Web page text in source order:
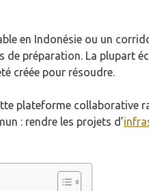
en Indonésie ou un
préparation. La plupart
créée pour résoudre.
plateforme
: rendre les projets d’